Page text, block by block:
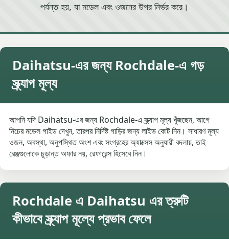
পর্যন্ত হয়, যা মডেল এবং ওজনের উপর নির্ভর করে।
Daihatsu-এর জন্য Rochdale-এ গড়
স্ক্র্যাপ মূল্য
আপনি যদি Daihatsu-এর জন্য Rochdale-এ স্ক্র্যাপ মূল্য খুঁজছেন, আগে
নিচের মডেল গাইড দেখুন, তারপর নির্দিষ্ট গাড়ির জন্য লাইভ কোট নিন। সাধারণ মূল্য
ওজন, অবস্থা, অনুপস্থিত অংশ এবং সংগ্রহের অ্যাক্সেস অনুযায়ী বদলায়, তাই
রেঞ্জগুলোকে চূড়ান্ত অফার নয়, রেফারেন্স হিসেবে নিন।
Rochdale এ Daihatsu এর ত্রুটি
কীভাবে স্ক্র্যাপ মূল্যে প্রভাব ফেলে